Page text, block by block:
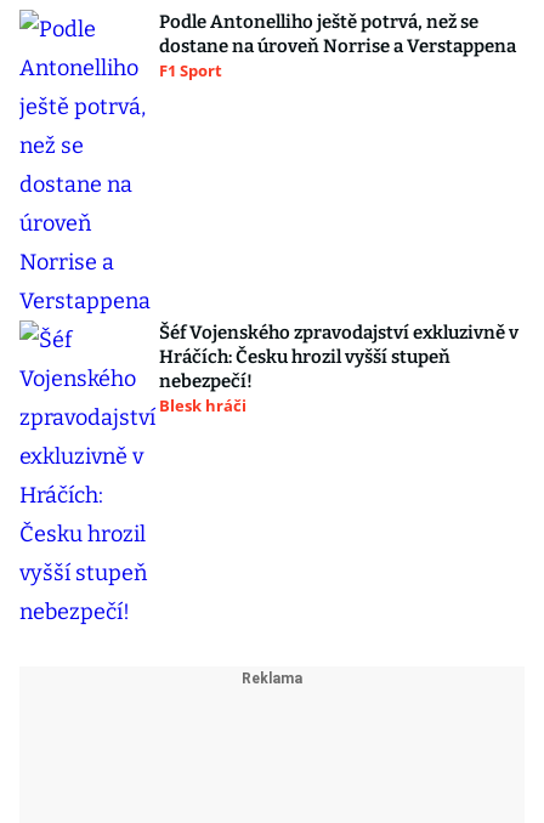
Podle Antonelliho ještě potrvá, než se
dostane na úroveň Norrise a Verstappena
F1 Sport
Šéf Vojenského zpravodajství exkluzivně v
Hráčích: Česku hrozil vyšší stupeň
nebezpečí!
Blesk hráči